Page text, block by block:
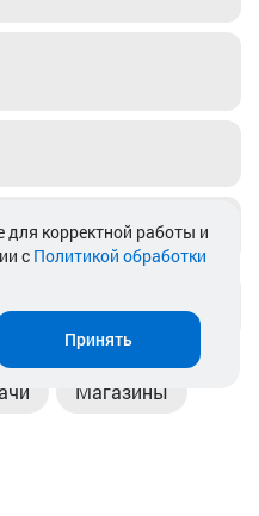
Магазины
для корректной работы и
с Политикой обработки
Принять